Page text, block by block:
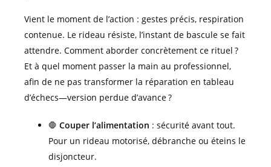
Vient le moment de l’action : gestes précis, respiration
contenue. Le rideau résiste, l’instant de bascule se fait
attendre. Comment aborder concrètement ce rituel ?
Et à quel moment passer la main au professionnel,
afin de ne pas transformer la réparation en tableau
d’échecs—version perdue d’avance ?
🛑 Couper l’alimentation : sécurité avant tout.
Pour un rideau motorisé, débranche ou éteins le
disjoncteur.